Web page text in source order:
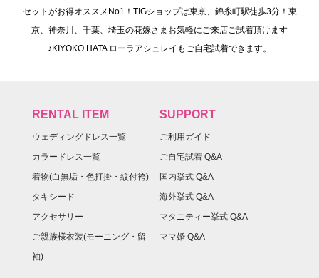
セットがお得オススメNo1！TIGショップは東京、錦糸町駅徒歩3分！東
京、神奈川、千葉、埼玉の花嫁さまお気軽にご来店ご試着頂けます
♪KIYOKO HATA ローラアシュレイもご自宅試着できます。
RENTAL ITEM
ウェディングドレス一覧
カラードレス一覧
着物(白無垢・色打掛・紋付袴)
タキシード
アクセサリー
ご親族様衣装(モーニング・留
袖)
SUPPORT
ご利用ガイド
ご自宅試着 Q&A
国内挙式 Q&A
海外挙式 Q&A
マタニティー挙式 Q&A
ママ婚 Q&A